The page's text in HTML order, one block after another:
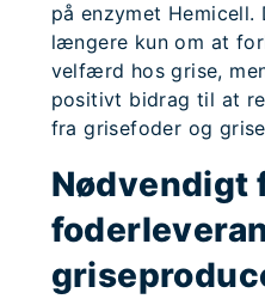
på enzymet Hemicell.
længere kun om at
velfærd hos grise,
positivt bidrag til at
fra grisefoder og
Nødvendigt